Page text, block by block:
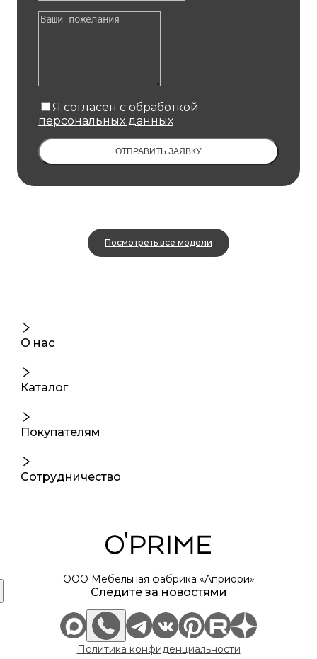
Я согласен с обработкой
персональных данных
ОТПРАВИТЬ ЗАЯВКУ
Посмотреть все модели
О нас
Каталог
Покупателям
Сотрудничество
ООО Мебельная фабрика «Априори»
Следите за новостями
Политика конфиденциальности